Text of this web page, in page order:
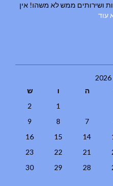
ושירותים ממש לא משהו! אין
עוד
ה ו
ש
1
2
7
8
9
14
15
16
21
22
23
28
29
30